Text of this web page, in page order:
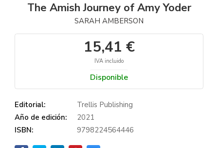
The Amish Journey of Amy Yoder
SARAH AMBERSON
15,41 €
IVA incluido
Disponible
Editorial:
Trellis Publishing
Año de edición:
2021
ISBN:
9798224564446